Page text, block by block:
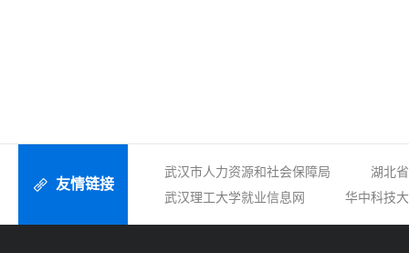
友情链接
武汉市人力资源和社会保障局
湖北
武汉理工大学就业信息网
华中科技